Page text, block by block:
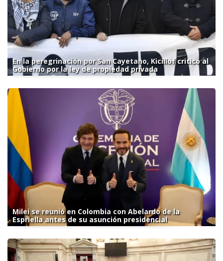
En la peregrinación por San Cayetano, Kicillof criticó al
Gobierno por la ley de propiedad privada
Milei se reunió en Colombia con Abelardo de la
Espriella antes de su asunción presidencial